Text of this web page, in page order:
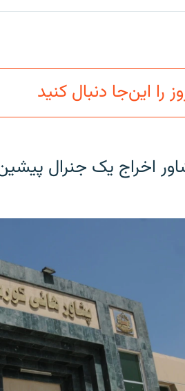
را این‌جا دنبال کنید
اخراج یک جنرال